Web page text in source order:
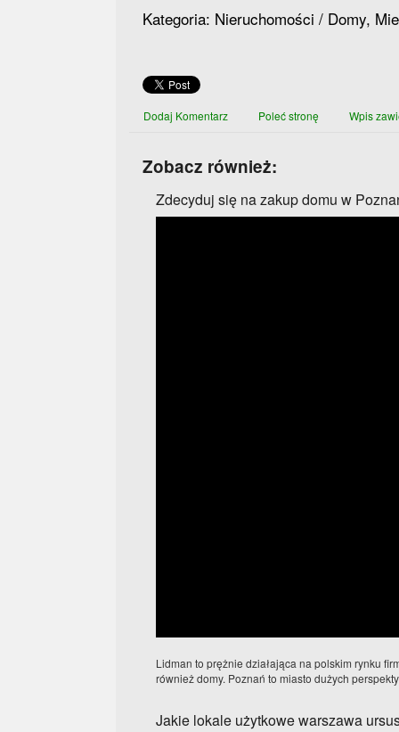
Kategoria: Nieruchomości / Domy,
Dodaj Komentarz Poleć stronę Wpis
Zobacz również:
Zdecyduj się na zakup domu w
Lidman to prężnie działająca na polskim rynku
również domy. Poznań to miasto dużych
Jakie lokale użytkowe warszawa